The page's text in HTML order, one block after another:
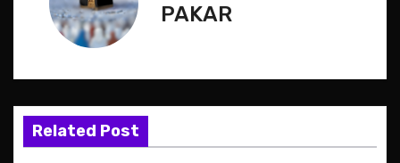
v
i
PAKAR
Related Post